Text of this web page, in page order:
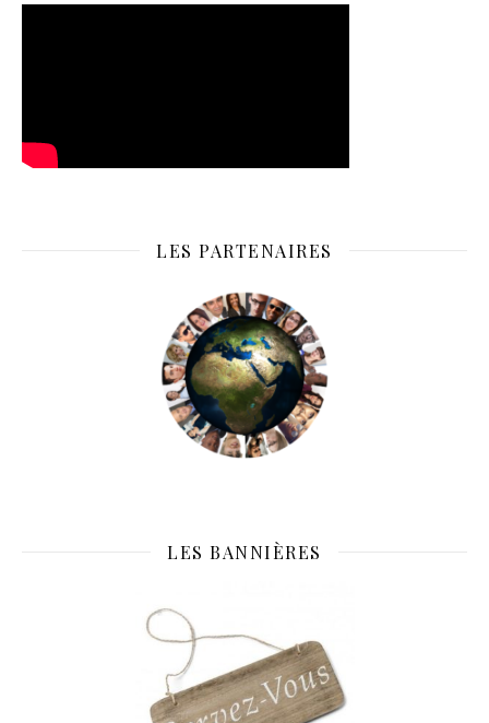
LES PARTENAIRES
LES BANNIÈRES